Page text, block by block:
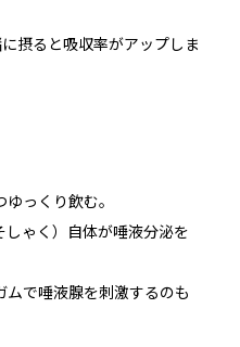
摂ると吸収率がアップしま
っくり飲む。
しゃく）自体が唾液分泌を
ムで唾液腺を刺激するのも